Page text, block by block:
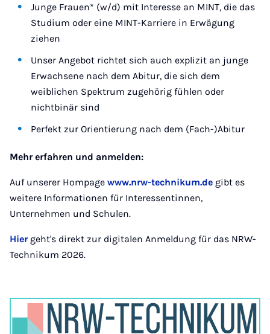
Junge Frauen* (w/d) mit Interesse an MINT, die das
Studium oder eine MINT-Karriere in Erwägung
ziehen
Unser Angebot richtet sich auch explizit an junge
Erwachsene nach dem Abitur, die sich dem
weiblichen Spektrum zugehörig fühlen oder
nichtbinär sind
Perfekt zur Orientierung nach dem (Fach-)Abitur
Mehr erfahren und anmelden:
Auf unserer Hompage www.nrw-technikum.de gibt es
weitere Informationen für Interessentinnen,
Unternehmen und Schulen.
Hiergeht's direkt zur digitalen Anmeldung für das NRW-
Technikum 2026.